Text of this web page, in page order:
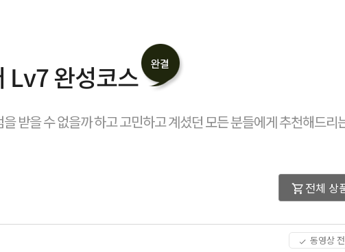
Lv7 완성코스
받을 수 없을까 하고 고민하고 계셨던 모든 분들에게 추천해드리
전체 상
동영상